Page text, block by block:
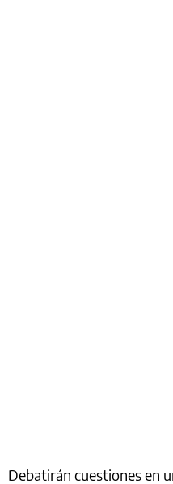
Debatirán cuestiones en